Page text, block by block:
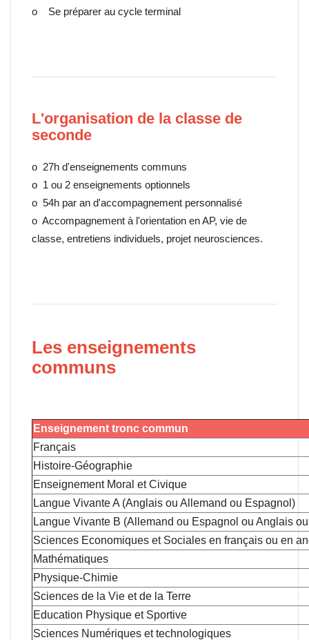
o Se préparer au cycle terminal
L'organisation de la classe de
seconde
o 27h d'enseignements communs
o 1 ou 2 enseignements optionnels
o 54h par an d'accompagnement personnalisé
o Accompagnement à l'orientation en AP, vie de
classe, entretiens individuels, projet neurosciences.
Les enseignements
communs
Enseignement tronc commun
Français
Histoire-Géographie
Enseignement Moral et Civique
Langue Vivante A (Anglais ou Allemand ou Espagnol)
Langue Vivante B (Allemand ou Espagnol ou Anglais
Sciences Economiques et Sociales en français ou en
Mathématiques
Physique-Chimie
Sciences de la Vie et de la Terre
Education Physique et Sportive
Sciences Numériques et technologiques